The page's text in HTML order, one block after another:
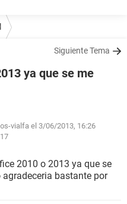
Siguiente Tema
ya que se me
vialfa el 3/06/2013, 16:26
2010 o 2013 ya que se
bastante por